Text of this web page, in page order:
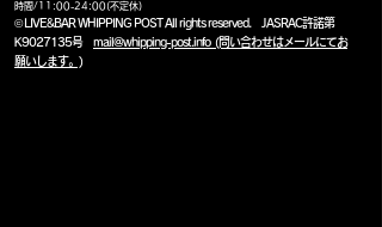
時間/11:00-24:00(不定休)
©LIVE&BAR WHIPPING POST All rights reserved. JASRAC許諾第
K9027135号 mail@whipping-post.info (問い合わせはメールにてお
願いします。)